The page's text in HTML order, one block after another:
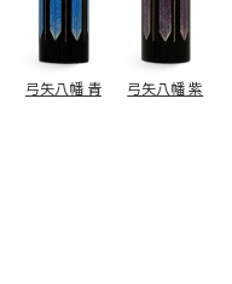
弓矢八幡 青 弓矢八幡 紫